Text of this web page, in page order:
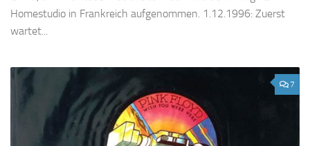
Homestudio in Frankreich aufgenommen. 1.12.1996: Zuerst
wartet...
7